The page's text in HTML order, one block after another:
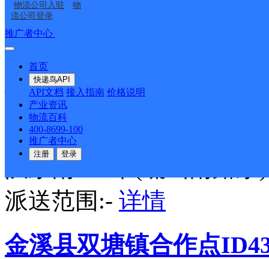
物流公司入驻
物
流公司登录
推广者中心
首页
快递鸟API
API文档 接入指南 价格说明
产业资讯
物流百科
400-8699-100
推广者中心
注册 登录
乡和尚岭圆通快递
派送范围:-
抚州金溪县营业部
德邦快递
队东南100米(疏山南路
派送范围:- 详情
金溪县双塘镇合作点